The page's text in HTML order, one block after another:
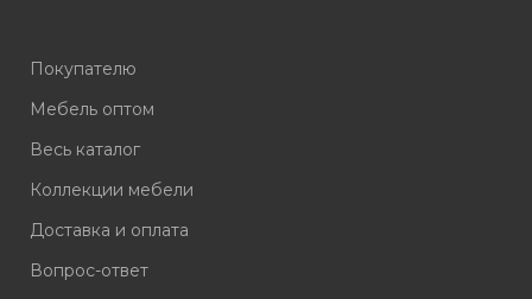
Покупателю
Мебель оптом
Весь каталог
Коллекции мебели
Доставка и оплата
Вопрос-ответ